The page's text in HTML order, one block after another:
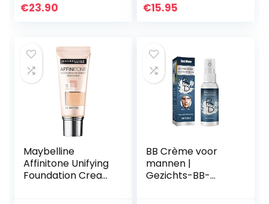
€23.90 €15.95
Maybelline
Affinitone Unifying
Foundation Cream
BB Crème voor
mannen |
Gezichts-BB-